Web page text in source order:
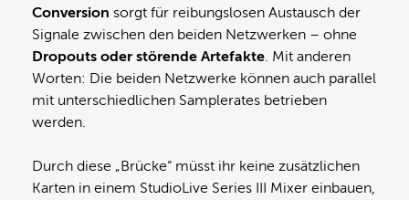
Conversion sorgt für reibungslosen Austausch der
Signale zwischen den beiden Netzwerken – ohne
Dropouts oder störende Artefakte. Mit anderen
Worten: Die beiden Netzwerke können auch parallel
mit unterschiedlichen Samplerates betrieben
werden.
Durch diese „Brücke“ müsst ihr keine zusätzlichen
Karten in einem StudioLive Series III Mixer einbauen,